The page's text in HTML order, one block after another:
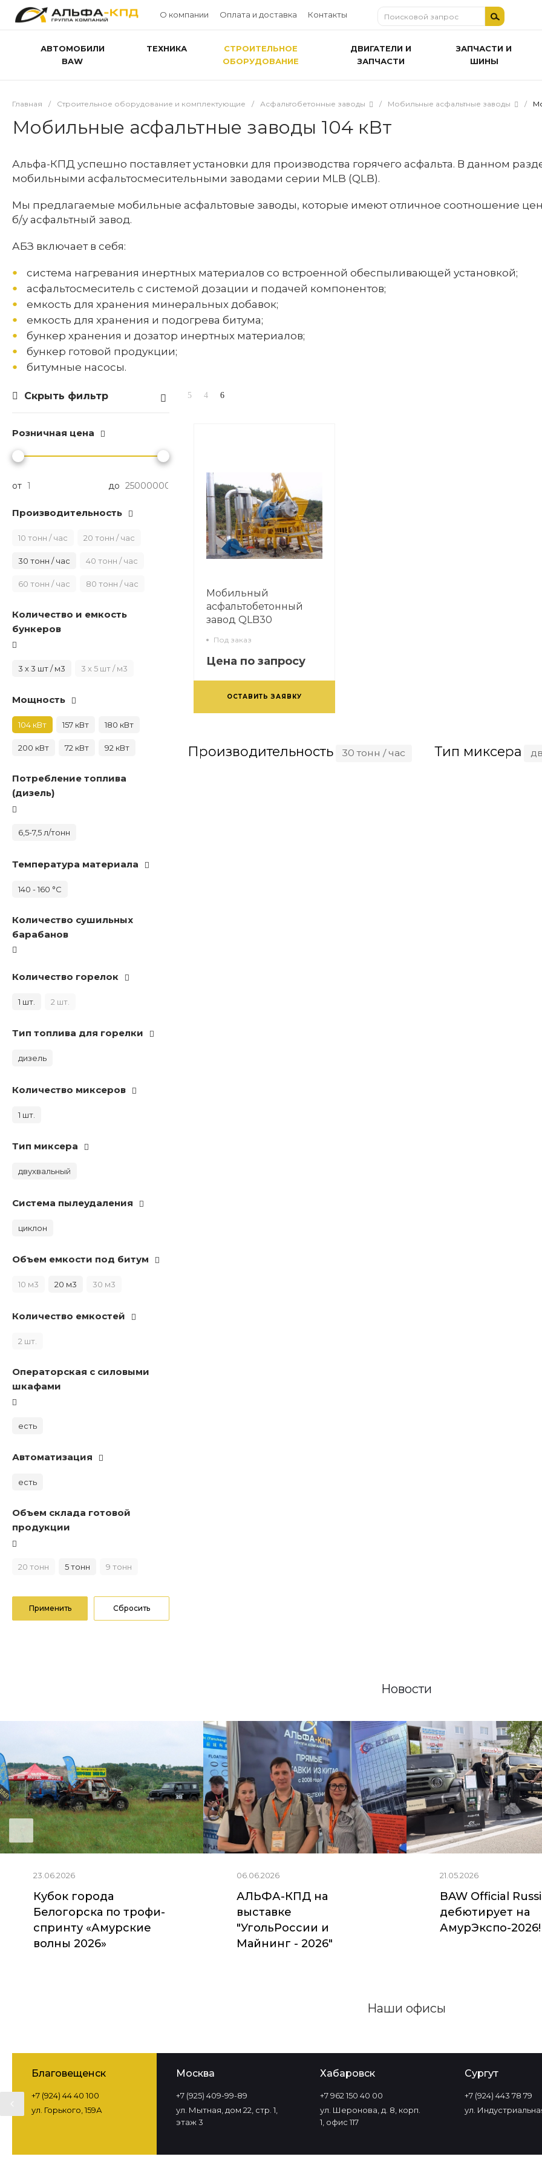
О компании Оплата и доставка Контакты
АВТОМОБИЛИ
BAW
ТЕХНИКА
СТРОИТЕЛЬНОЕ
ОБОРУДОВАНИЕ
ДВИГАТЕЛИ И
ЗАПЧАСТИ
ЗАПЧАСТИ И
ШИНЫ
Главная / Строительное оборудование и комплектующие / Асфальтобетонные заводы / Мобильные асфальтные заводы /
Мобильные асфальтные заводы 104 кВт
Альфа-КПД успешно поставляет установки для производства горячего асфальта. В данном
мобильными асфальтосмесительными заводами серии MLB (QLB).
Мы предлагаемые мобильные асфальтовые заводы, которые имеют отличное соотношение
б/у асфальтный завод.
АБЗ включает в себя:
система нагревания инертных материалов со встроенной обеспыливающей установкой;
асфальтосмеситель с системой дозации и подачей компонентов;
емкость для хранения минеральных добавок;
емкость для хранения и подогрева битума;
бункер хранения и дозатор инертных материалов;
бункер готовой продукции;
битумные насосы.
Скрыть фильтр
Розничная цена
от до
Производительность
10 тонн / час 20 тонн / час
30 тонн / час 40 тонн / час
60 тонн / час 80 тонн / час
Количество и емкость
бункеров
3 х 3 шт / м3 3 х 5 шт / м3
Мощность
104 кВт 157 кВт 180 кВт
200 кВт 72 кВт 92 кВт
Потребление топлива
(дизель)
6,5-7,5 л/тонн
Температура материала
140 - 160 °С
Количество сушильных
барабанов
Количество горелок
1 шт. 2 шт.
Тип топлива для горелки
дизель
Количество миксеров
1 шт.
Тип миксера
двухвальный
Система пылеудаления
циклон
Объем емкости под битум
10 м3 20 м3 30 м3
Количество емкостей
2 шт.
Операторская с силовыми
шкафами
есть
Автоматизация
есть
Объем склада готовой
продукции
20 тонн 5 тонн 9 тонн
Мобильный
асфальтобетонный
завод QLB30
Под заказ
Цена по запросу
ОСТАВИТЬ ЗАЯВКУ
Производительность 30 тонн / час Тип миксера
Новости
23.06.2026
Кубок города
Белогорска по трофи-
спринту «Амурские
волны 2026»
06.06.2026
АЛЬФА-КПД на
выставке
"УгольРоссии и
Майнинг - 2026"
21.05.2026
BAW Official
дебютирует на
АмурЭкспо-2026!
Наши офисы
Благовещенск
+7 (924) 44 40 100
ул. Горького, 159А
Москва
+7 (925) 409-99-89
ул. Мытная, дом 22, стр. 1,
этаж 3
Хабаровск
+7 962 150 40 00
ул. Шеронова, д. 8, корп.
1, офис 117
Сургут
+7 (924) 443 78 79
ул.